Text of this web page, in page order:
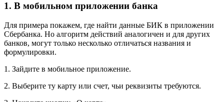
1. В мобильном приложении банка
Для примера покажем, где найти данные БИК в приложении
Сбербанка. Но алгоритм действий аналогичен и для других
банков, могут только несколько отличаться названия и
формулировки.
1. Зайдите в мобильное приложение.
2. Выберите ту карту или счет, чьи реквизиты требуются.